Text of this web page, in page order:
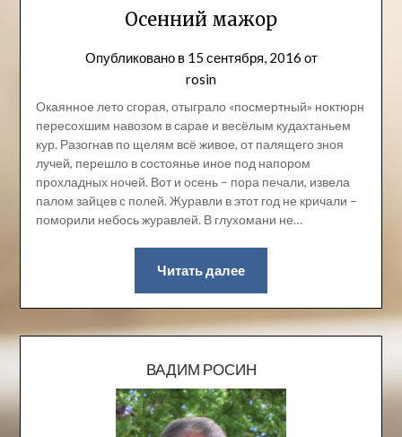
Осенний мажор
Опубликовано в 15 сентября, 2016 от
rosin
Окаянное лето сгорая, отыграло «посмертный» ноктюрн
пересохшим навозом в сарае и весёлым кудахтаньем
кур. Разогнав по щелям всё живое, от палящего зноя
лучей, перешло в состоянье иное под напором
прохладных ночей. Вот и осень – пора печали, извела
палом зайцев с полей. Журавли в этот год не кричали –
поморили небось журавлей. В глухомани не…
Читать далее
ВАДИМ РОСИН